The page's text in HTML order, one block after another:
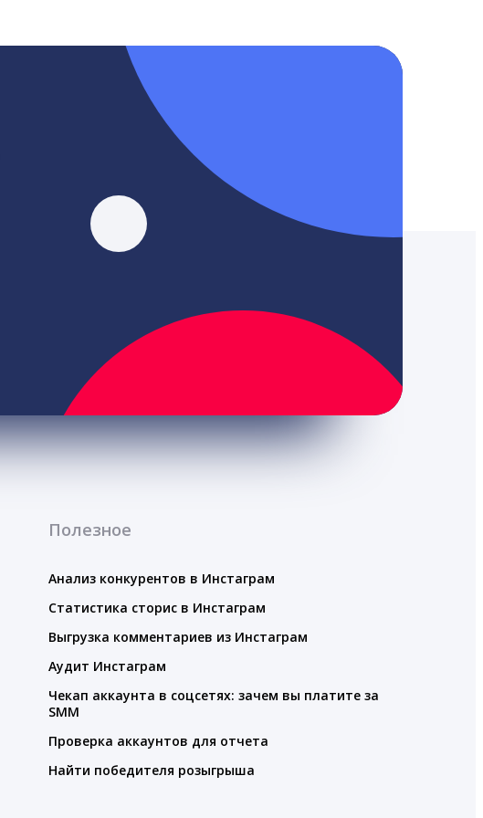
Полезное
Анализ конкурентов в Инстаграм
Статистика сторис в Инстаграм
Выгрузка комментариев из Инстаграм
Аудит Инстаграм
Чекап аккаунта в соцсетях: зачем вы платите за
SMM
Проверка аккаунтов для отчета
Найти победителя розыгрыша